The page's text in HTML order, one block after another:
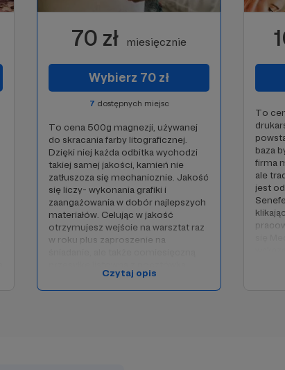
70 zł miesięcznie
Wybierz 70 zł
7 dostępnych miejsc
To cena 500g magnezji, używanej
do skracania farby litograficznej.
Dzięki niej każda odbitka wychodzi
takiej samej jakości, kamień nie
zatłuszcza się mechanicznie. Jakość
się liczy- wykonania grafiki i
zaangażowania w dobór najlepszych
materiałów. Celując w jakość
otrzymujesz wejście na warsztat raz
w roku plus zaproszenie na
wydrukowaną w tej technice. Może
się uzbierać niezła kolekcja!
Czytaj opis
To
baza
firma
ale
jest